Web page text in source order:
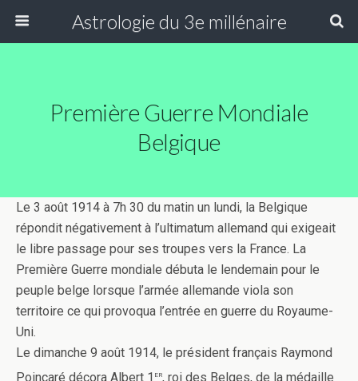
Astrologie du 3e millénaire
Première Guerre Mondiale
Belgique
Le 3 août 1914 à 7h 30 du matin un lundi, la Belgique
répondit négativement à l’ultimatum allemand qui exigeait
le libre passage pour ses troupes vers la France. La
Première Guerre mondiale débuta le lendemain pour le
peuple belge lorsque l’armée allemande viola son
territoire ce qui provoqua l’entrée en guerre du Royaume-
Uni.
Le dimanche 9 août 1914, le président français Raymond
Poincaré décora Albert 1 er, roi des Belges, de la médaille